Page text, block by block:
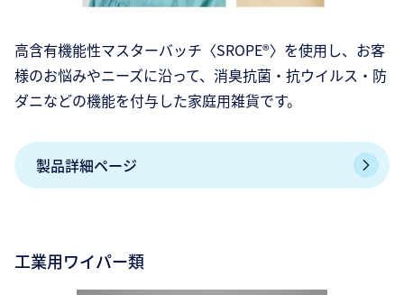
高含有機能性マスターバッチ〈SROPE®〉を使用し、お客
様のお悩みやニーズに沿って、消臭抗菌・抗ウイルス・防
ダニなどの機能を付与した家庭用雑貨です。
製品詳細ページ
工業用ワイパー類